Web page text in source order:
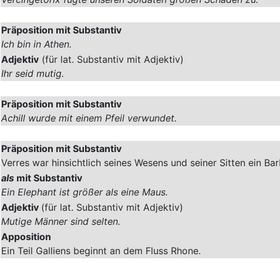
Präposition mit Substantiv
Ich bin in Athen.
Adjektiv (für lat. Substantiv mit Adjektiv)
Ihr seid mutig.
Präposition mit Substantiv
Achill wurde mit einem Pfeil verwundet.
Präposition mit Substantiv
Verres war hinsichtlich seines Wesens und seiner Sitten ein
als mit Substantiv
Ein Elephant ist größer als eine Maus.
Adjektiv (für lat. Substantiv mit Adjektiv)
Mutige Männer sind selten.
Apposition
Ein Teil Galliens beginnt an dem Fluss Rhone.